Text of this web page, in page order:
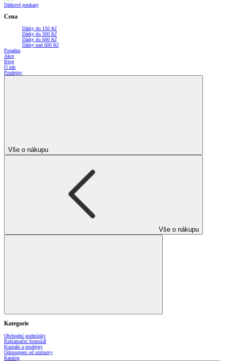
Dárkové poukazy
Cena
Dárky do 150 Kč
Dárky do 300 Kč
Dárky do 600 Kč
Dárky nad 600 Kč
Poradna
Akce
Blog
O nás
Prodejny
Vše o nákupu
Vše o nákupu
Kategorie
Obchodní podmínky
Reklamační formulář
Kontakt a prodejny
Odstoupení od smlouvy
Katalog